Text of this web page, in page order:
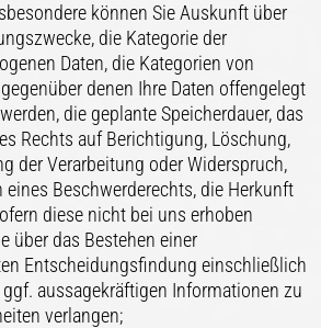
können Sie Auskunft über
die Kategorie der
Daten, die Kategorien von
denen Ihre Daten offengelegt
die geplante Speicherdauer, das
Rechts auf Berichtigung, Löschung,
der Verarbeitung oder Widerspruch,
eines Beschwerderechts, die Herkunft
diese nicht bei uns erhoben
über das Bestehen einer
Entscheidungsfindung einschließlich
aussagekräftigen Informationen zu
verlangen;